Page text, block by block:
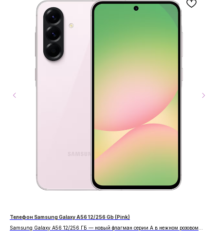
Телефон Samsung Galaxy A56 12/256 Gb (Pink)
Samsung Galaxy A56 12/256 ГБ — новый флагман серии A в нежном розовом